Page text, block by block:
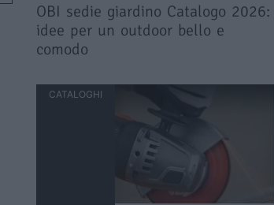
OBI sedie giardino Catalogo 2026:
idee per un outdoor bello e
comodo
CATALOGHI